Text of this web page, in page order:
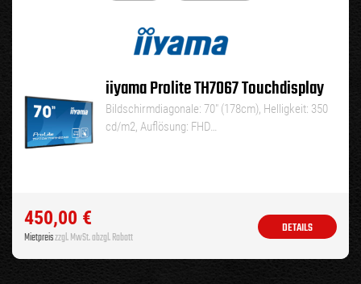
iiyama Prolite TH7067 Touchdisplay
Bildschirmdiagonale: 70″ (178cm), Helligkeit: 350
cd/m2, Auflösung: FHD…
450,00 €
Mietpreiszzgl. MwSt. abzgl. Rabatt
DETAILS